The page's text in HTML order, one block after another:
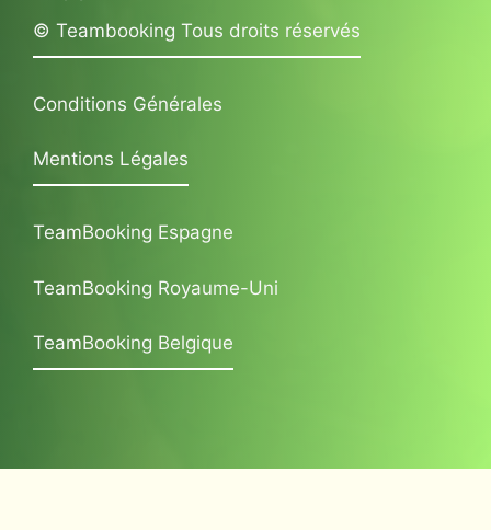
© Teambooking Tous droits réservés
Conditions Générales
Mentions Légales
TeamBooking Espagne
TeamBooking Royaume-Uni
TeamBooking Belgique